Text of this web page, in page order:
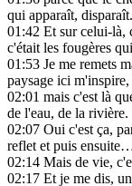
qui apparaît, disparaît.
01:42 Et sur celui-là,
c'était les fougères
01:53 Je me remets
paysage ici
02:01 mais c'est là
de l'eau, de la rivière.
02:07 Oui c'est ça,
reflet et puis
02:14 Mais de vie,
02:17 Et je me dis,